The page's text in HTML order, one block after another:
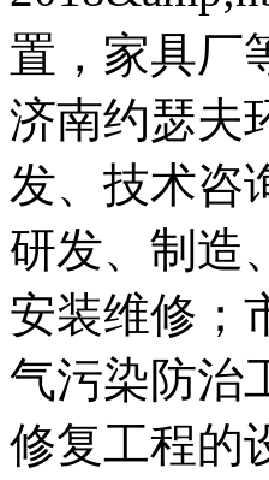
置，家具厂
济南约瑟夫
发、技术咨
研发、制造
安装维修；
气污染防治
修复工程的